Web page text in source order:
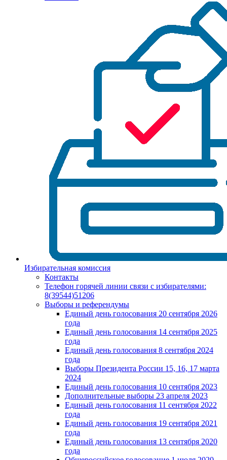
Избирательная комиссия
Контакты
Телефон горячей линии связи с избирателями:
8(39544)51206
Выборы и референдумы
Единый день голосования 20 сентября 2026
года
Единый день голосования 14 сентября 2025
года
Единый день голосования 8 сентября 2024
года
Выборы Президента России 15, 16, 17 марта
2024
Единый день голосования 10 сентября 2023
Дополнительные выборы 23 апреля 2023
Единый день голосования 11 сентября 2022
года
Единый день голосования 19 сентября 2021
года
Единый день голосования 13 сентября 2020
года